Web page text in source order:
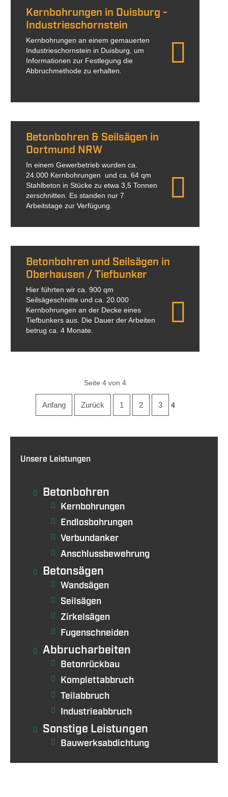
Kernbohrungen in Duisburg -
Industrieschornstein
Kernbohrungen an einem gemauerten
Industrieschornstein in Duisburg, um
Informationen zur Festlegung die
Abbruchmethode zu erhalten.
Betonbohren & Seilsägen in
Dortmund NRW
In einem Gewerbetrieb wurden ca.
24.000 Kernbohrungen und ca. 64 qm
Stahlbeton in Stücke zu etwa 3,5 Tonnen
zerschnitten. Es standen nur 7
Arbeitstage zur Verfügung.
Betonbohren und Seilsägen in
Oberhausen / Tiefbunker
Hier führten wir ca. 900 qm
Seilsägeschnitte und ca. 20.000
Kernbohrungen an der Decke eines
Tiefbunkers aus. Die Dauer der Arbeiten
betrug ca. 4 Monate.
Seite 4 von 4
Anfang Zurück 1 2 3 4
Unsere Leistungen
Betonbohren
Kernbohrungen
Endlosbohrungen
Verbundanker
Anschlussbewehrung
Betonsägen
Wandsägen
Seilsägen
Zirkelsägen
Fugenschneiden
Abbrucharbeiten
Betonrückbau
Komplettabbruch
Teilabbruch
Industrieabbruch
Sonstige Leistungen
Bauwerksabdichtung